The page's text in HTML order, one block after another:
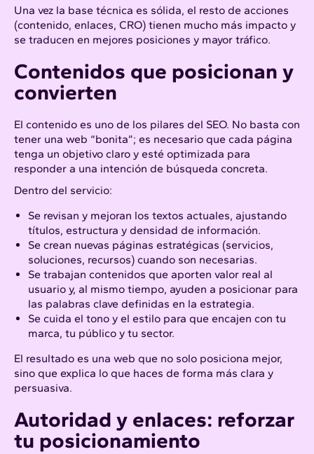
Una vez la base técnica es sólida, el resto de acciones
(contenido, enlaces, CRO) tienen mucho más impacto y
se traducen en mejores posiciones y mayor tráfico.
Contenidos que posicionan y
convierten
El contenido es uno de los pilares del SEO. No basta con
tener una web “bonita”; es necesario que cada página
tenga un objetivo claro y esté optimizada para
responder a una intención de búsqueda concreta.
Dentro del servicio:
Se revisan y mejoran los textos actuales, ajustando
títulos, estructura y densidad de información.
Se crean nuevas páginas estratégicas (servicios,
soluciones, recursos) cuando son necesarias.
Se trabajan contenidos que aporten valor real al
usuario y, al mismo tiempo, ayuden a posicionar para
las palabras clave definidas en la estrategia.
Se cuida el tono y el estilo para que encajen con tu
marca, tu público y tu sector.
El resultado es una web que no solo posiciona mejor,
sino que explica lo que haces de forma más clara y
persuasiva.
Autoridad y enlaces: reforzar
tu posicionamiento